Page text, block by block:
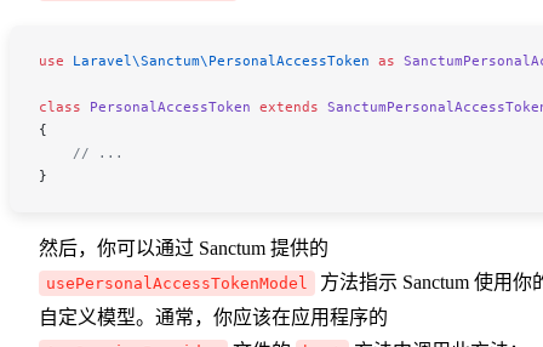
use Laravel\Sanctum\ PersonalAccessToken as
class PersonalAccessToken extends
{
    // ...
}
然后，你可以通过 Sanctum 提供的
usePersonalAccessTokenModel
方法指示 Sanctum 使用你
自定义模型。通常，你应该在应用程序的